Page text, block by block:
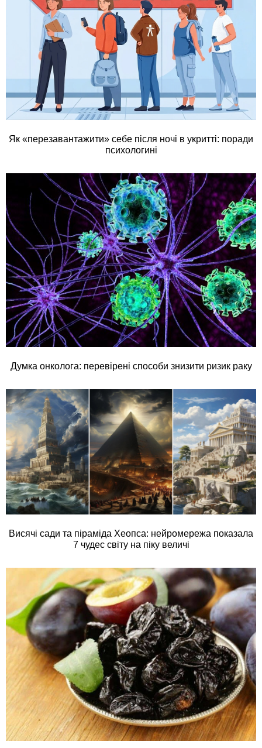
Як «перезавантажити» себе після ночі в укритті: поради
психологині
Думка онколога: перевірені способи знизити ризик раку
Висячі сади та піраміда Хеопса: нейромережа показала
7 чудес світу на піку величі